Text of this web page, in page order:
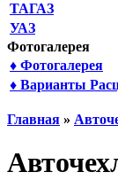
ТАГАЗ
УАЗ
Фотогалерея
♦ Фотогалерея
♦ Варианты
Главная »